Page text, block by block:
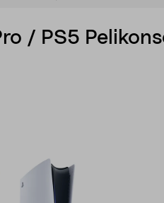
/ PS5